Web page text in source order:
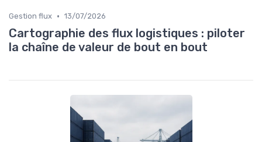
Gestion flux • 13/07/2026
Cartographie des flux logistiques : piloter
la chaîne de valeur de bout en bout